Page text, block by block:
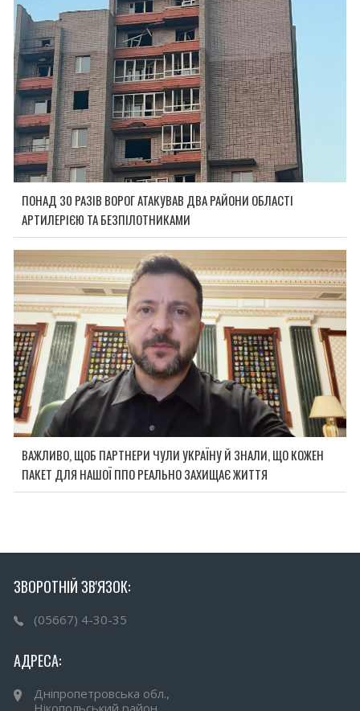
ПОНАД 30 РАЗІВ ВОРОГ АТАКУВАВ ДВА РАЙОНИ ОБЛАСТІ
АРТИЛЕРІЄЮ ТА БЕЗПІЛОТНИКАМИ
ВАЖЛИВО, ЩОБ ПАРТНЕРИ ЧУЛИ УКРАЇНУ Й ЗНАЛИ, ЩО КОЖЕН
ПАКЕТ ДЛЯ НАШОЇ ППО РЕАЛЬНО ЗАХИЩАЄ ЖИТТЯ
ЗВОРОТНІЙ ЗВ'ЯЗОК:
(05667) 4-30-35
АДРЕСА:
Дніпропетровська обл.,
Нікопольський район,